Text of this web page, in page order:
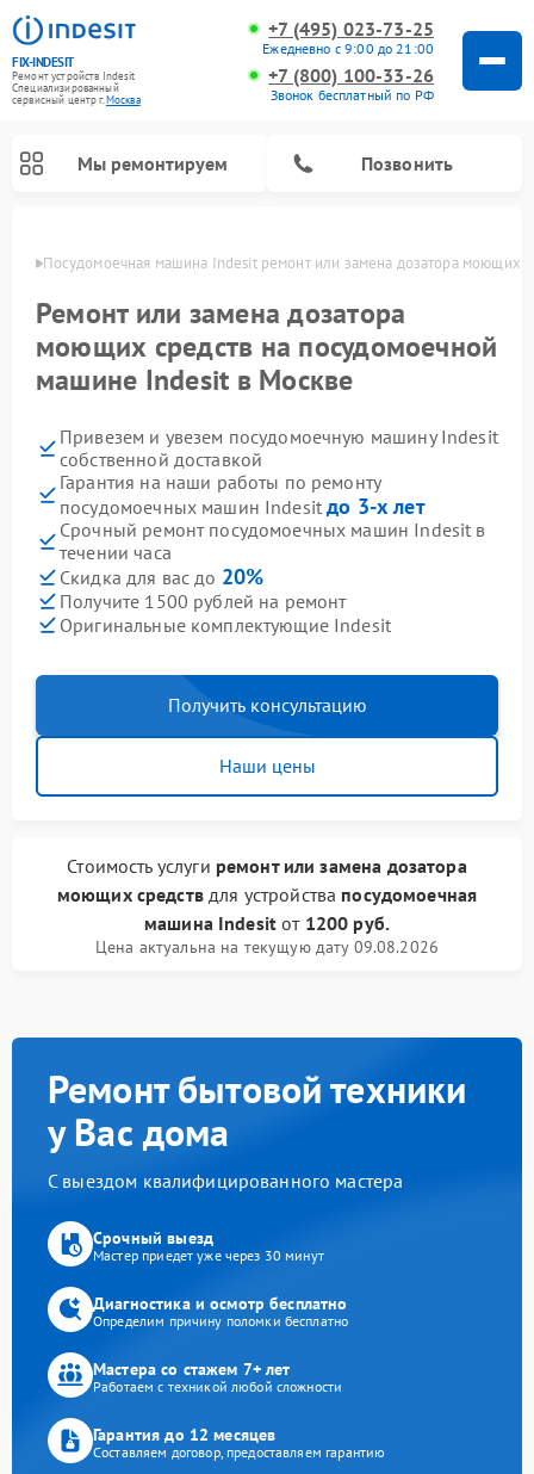
FIX-INDESIT
Ремонт устройств Indesit
Специализированный
cервисный центр г.Москва
+7 (495) 023-73-25
Ежедневно с 9:00 до 21:00
+7 (800) 100-33-26
Звонок бесплатный по РФ
Мы ремонтируем Позвонить
Посудомоечная машина Indesit ремонт или замена дозатора моющих
Ремонт или замена дозатора
моющих средств на посудомоечной
машине Indesit в Москве
Привезем и увезем посудомоечную машину Indesit
собственной доставкой
Гарантия на наши работы по ремонту
посудомоечных машин Indesitдо 3-х лет
Срочный ремонт посудомоечных машин Indesit в
течении часа
Скидка для вас до 20%
Получите 1500 рублей на ремонт
Оригинальные комплектующие Indesit
Получить консультацию
Наши цены
Стоимость услуги ремонт или замена дозатора
моющих средствдля устройства посудомоечная
машина Indesit от 1200 руб.
Цена актуальна на текущую дату 09.08.2026
Ремонт бытовой техники
у Вас дома
С выездом квалифицированного мастера
Срочный выезд
Мастер приедет уже через 30 минут
Диагностика и осмотр бесплатно
Определим причину поломки бесплатно
Мастера со стажем 7+ лет
Работаем с техникой любой сложности
Гарантия до 12 месяцев
Составляем договор, предоставляем гарантию